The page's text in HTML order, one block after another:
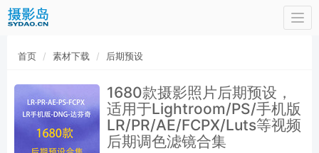
首页 素材下载 后期预设
1680款摄影照片后期预设，
适用于Lightroom/PS/手机版
LR/PR/AE/FCPX/Luts等视频
后期调色滤镜合集